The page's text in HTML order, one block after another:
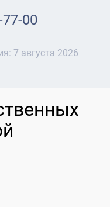
00
7 августа 2026